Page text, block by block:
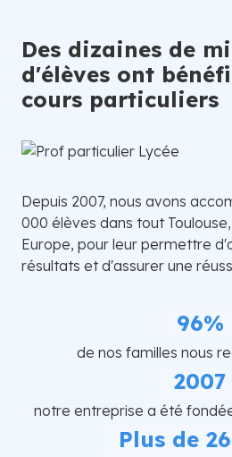
Des dizaines de
d'élèves ont
cours particuliers
Depuis 2007, nous avons
000 élèves dans tout
Europe, pour leur permettre
résultats et d'assurer une
96%
de nos familles nous
2007
notre entreprise a été
Plus de